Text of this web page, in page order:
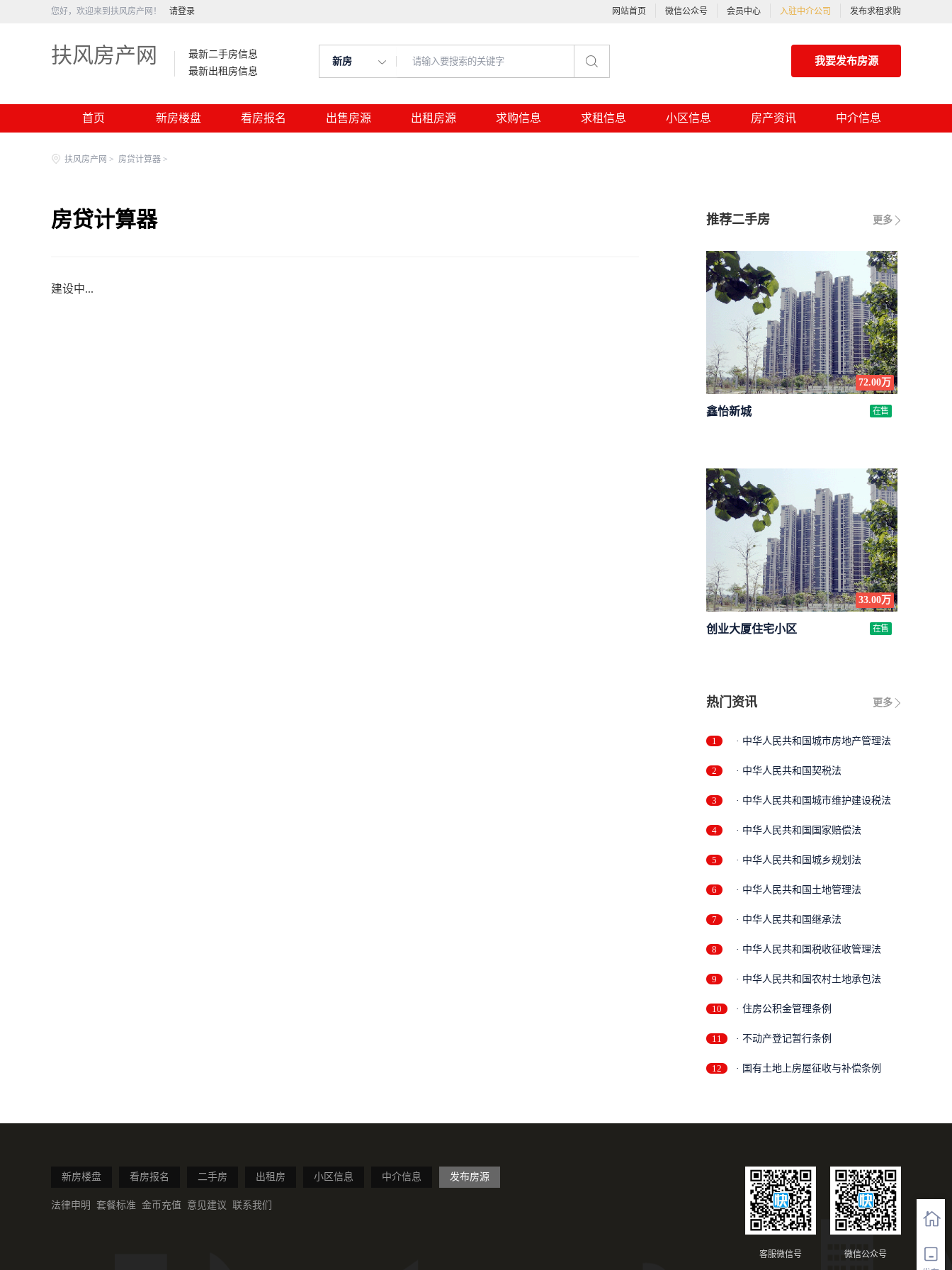
您好，欢迎来到扶风房产网！ 请登录 网站首页 微信公众号 会员中心 入驻中介公司 发布求租求购
扶风房产网
最新二手房信息
最新出租房信息
新房 我要发布房源
首页 新房楼盘 看房报名 出售房源 出租房源 求购信息 求租信息 小区信息 房产资讯 中介信息
扶风房产网 > 房贷计算器 >
房贷计算器
建设中...
更多
推荐二手房
72.00万
鑫怡新城 在售
33.00万
创业大厦住宅小区 在售
更多
热门资讯
1 · 中华人民共和国城市房地产管理法
2 · 中华人民共和国契税法
3 · 中华人民共和国城市维护建设税法
4 · 中华人民共和国国家赔偿法
5 · 中华人民共和国城乡规划法
6 · 中华人民共和国土地管理法
7 · 中华人民共和国继承法
8 · 中华人民共和国税收征收管理法
9 · 中华人民共和国农村土地承包法
10 · 住房公积金管理条例
11 · 不动产登记暂行条例
12 · 国有土地上房屋征收与补偿条例
新房楼盘 看房报名 二手房 出租房 小区信息 中介信息 发布房源
法律申明 套餐标准 金币充值 意见建议 联系我们
微信公众号
客服微信号